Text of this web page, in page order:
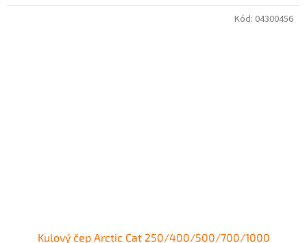
Kulový čep Arctic Cat 250/400/500/700/1000
Kód: 04300456